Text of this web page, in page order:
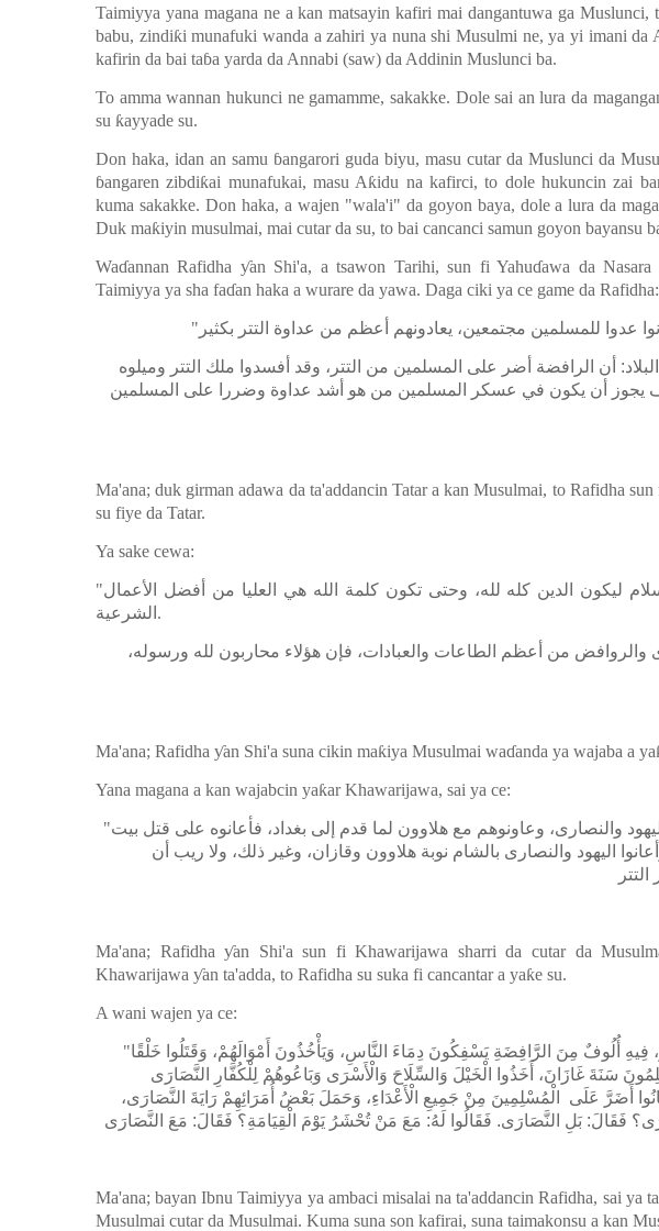
Taimiyya yana magana ne a kan matsayin kafiri mai dangantuwa ga Muslunci,
babu, zindiƙi munafuki wanda a zahiri ya nuna shi Musulmi ne, ya yi imani
kafirin da bai taɓa yarda da Annabi (saw) da Addinin Muslunci ba.
To amma wannan hukunci ne gamamme, sakakke. Dole sai an lura da
su ƙayyade su.
Don haka, idan an samu ɓangarori guda biyu, masu cutar da Muslunci da
ɓangaren zibdiƙai munafukai, masu Aƙidu na kafirci, to dole hukuncin zai
kuma sakakke. Don haka, a wajen "wala'i" da goyon baya, dole a lura da
Duk maƙiyin musulmai, mai cutar da su, to bai cancanci samun goyon bayansu
Waɗannan Rafidha ƴan Shi'a, a tsawon Tarihi, sun fi Yahuɗawa da
Taimiyya ya sha faɗan haka a wurare da yawa. Daga ciki ya ce game da Rafidha:
" عدوا للمسلمين مجتمعين، يعادونهم أعظم من عداوة التتر بكثير
أن الرافضة أضر على المسلمين من التتر، وقد أفسدوا ملك التتر وميلوه
يجوز أن يكون في عسكر المسلمين من هو أشد عداوة وضررا على المسلمين
Ma'ana; duk girman adawa da ta'addancin Tatar a kan Musulmai, to Rafidha sun
su fiye da Tatar.
Ya sake cewa:
"ليكون الدين كله لله، وحتى تكون كلمة الله هي العليا من أفضل الأعمال
الشرعية .
والروافض من أعظم الطاعات والعبادات، فإن هؤلاء محاربون لله ورسوله،
Ma'ana; Rafidha ƴan Shi'a suna cikin maƙiya Musulmai waɗanda ya wajaba a ya
Yana magana a kan wajabcin yaƙar Khawarijawa, sai ya ce:
"والنصارى، وعاونوهم مع هلاوون لما قدم إلى بغداد، فأعانوه على قتل بيت
اليهود والنصارى بالشام نوبة هلاوون وقازان، وغير ذلك، ولا ريب أن
Ma'ana; Rafidhaƴan Shi'a sun fi Khawarijawa sharri da cutar da
Khawarijawa ƴan ta'adda, to Rafidha su suka fi cancantar a yaƙe su.
A wani wajen ya ce:
"أُلُوفٌ مِنَ الرَّافِضَةِ يَسْفِكُونَ دِمَاءَ النَّاسِ، وَيَأْخُذُونَ أَمْوَالَهُمْ، وَقَتَلُوا خَلْقًا
سَنَةَ غَازَانَ، أَخَذُوا الْخَيْلَ وَالسِّلَاحَ وَالْأَسْرَى وَبَاعُوهُمْ لِلْكُفَّارِ النَّصَارَى
أَضَرَّ عَلَى الْمُسْلِمِينَ مِنْ جَمِيعِ الْأَعْدَاءِ، وَحَمَلَ بَعْضُ أُمَرَائِهِمْ رَايَةَ النَّصَارَى،
فَقَالَ: بَلِ النَّصَارَى. فَقَالُوا لَهُ: مَعَ مَنْ تُحْشَرُ يَوْمَ الْقِيَامَةِ؟ فَقَالَ: مَعَ النَّصَارَى
Ma'ana; bayan Ibnu Taimiyya ya ambaci misalai na ta'addancin Rafidha, sai ya
Musulmai cutar da Musulmai. Kuma suna son kafirai, suna taimakonsu a kan